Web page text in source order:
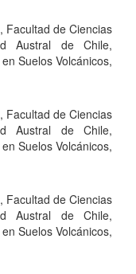
Facultad de Ciencias
Austral de Chile,
Suelos Volcánicos,
Facultad de Ciencias
Austral de Chile,
Suelos Volcánicos,
Facultad de Ciencias
Austral de Chile,
Suelos Volcánicos,